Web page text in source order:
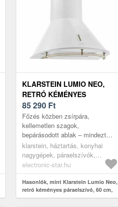
KLARSTEIN LUMIO NEO,
RETRÓ KÉMÉNYES
PÁRAELSZÍVÓ, 60 CM, 610
M³/Ó, NEMESACÉL, FEHÉR
85 290 Ft
Főzés közben zsírpára,
kellemetlen szagok,
bepárásodott ablak – mindezt
egy igazán jó páraelszívó
csendben és megbízhatóan
megoldja. A Klarstein Lu...
klarstein, háztartás, konyhai
nagygépek, páraelszívók,
kéményes és fali páraelszívók
electronic-star.hu
Hasonlók, mint Klarstein Lumio Neo,
retró kéményes páraelszívó, 60 cm,
610 m³/ó, nemesacél, fehér